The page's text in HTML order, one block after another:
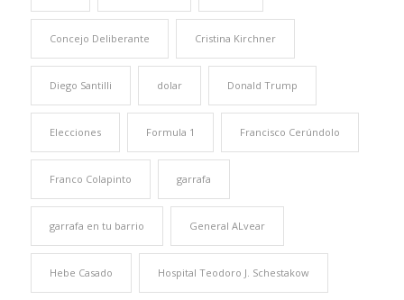
Concejo Deliberante Cristina Kirchner
Diego Santilli dolar Donald Trump
Elecciones Formula 1 Francisco Cerúndolo
Franco Colapinto garrafa
garrafa en tu barrio General ALvear
Hebe Casado Hospital Teodoro J. Schestakow